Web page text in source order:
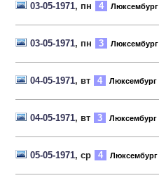
03-05-1971, пн 4 Люксембург
03-05-1971, пн 3 Люксембург
04-05-1971, вт 4 Люксембург
04-05-1971, вт 3 Люксембург
05-05-1971, ср 4 Люксембург